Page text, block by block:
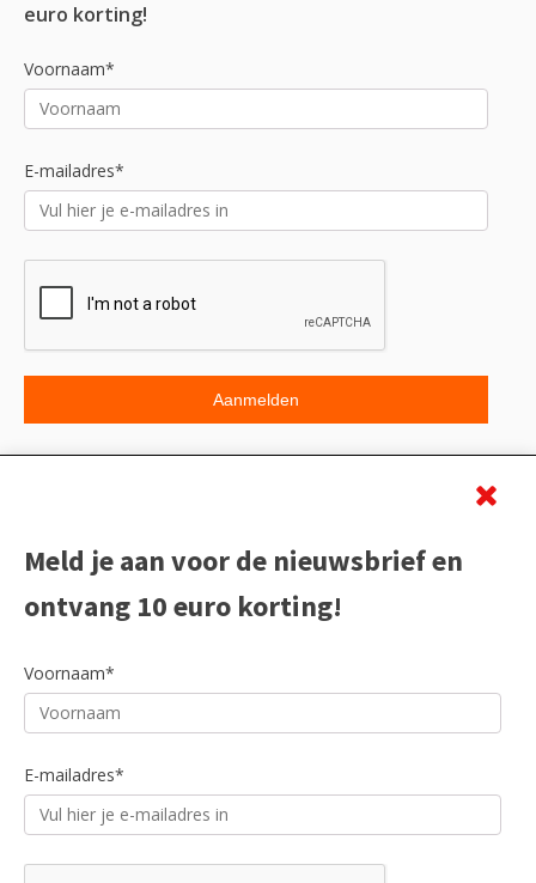
euro korting!
Voornaam*
E-mailadres*
Meld je aan voor de nieuwsbrief en
ontvang 10 euro korting!
Voornaam*
E-mailadres*